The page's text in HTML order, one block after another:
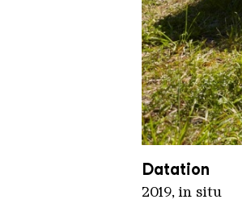
Dan Rawlings
Copyright:
Datation
2019, in situ